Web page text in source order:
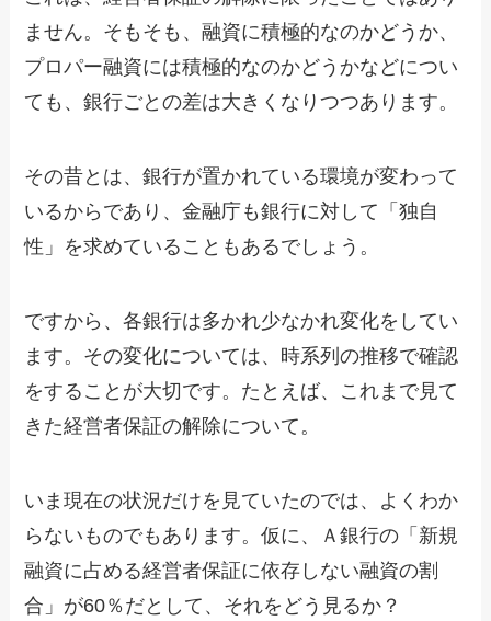
ません。そもそも、融資に積極的なのかどうか、
プロパー融資には積極的なのかどうかなどについ
ても、銀行ごとの差は大きくなりつつあります。
その昔とは、銀行が置かれている環境が変わって
いるからであり、金融庁も銀行に対して「独自
性」を求めていることもあるでしょう。
ですから、各銀行は多かれ少なかれ変化をしてい
ます。その変化については、時系列の推移で確認
をすることが大切です。たとえば、これまで見て
きた経営者保証の解除について。
いま現在の状況だけを見ていたのでは、よくわか
らないものでもあります。仮に、Ａ銀行の「新規
融資に占める経営者保証に依存しない融資の割
合」が60％だとして、それをどう見るか？